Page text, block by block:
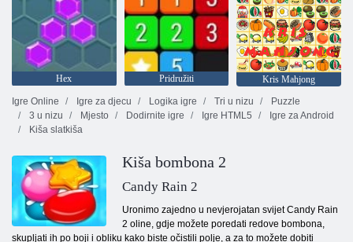
Hex Pridružiti
Kris Mahjong
Igre Online
Igre za djecu Logika igre Tri u nizu
Puzzle
3 u nizu
Mjesto Dodirnite igre Igre HTML5
Igre za Android
Kiša slatkiša
Kiša bombona 2
Candy Rain 2
Uronimo zajedno u nevjerojatan svijet Candy Rain
2 oline, gdje možete poredati redove bombona,
skupljati ih po boji i obliku kako biste očistili polje, a za to možete dobiti